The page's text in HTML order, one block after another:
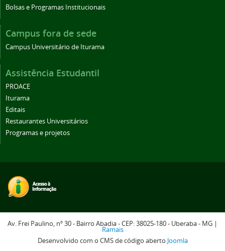
Bolsas e Programas Institucionais
Campus fora de sede
Campus Universitário de Iturama
Assistência Estudantil
PROACE
Iturama
Editais
Restaurantes Universitários
Programas e projetos
Av. Frei Paulino, nº 30 - Bairro Abadia - CEP: 38025-180 - Uberaba - MG |
Ramais
Desenvolvido com o CMS de código aberto Joomla